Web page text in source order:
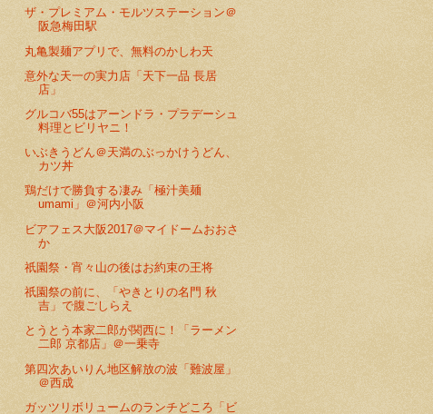
ザ・プレミアム・モルツステーション＠
阪急梅田駅
丸亀製麺アプリで、無料のかしわ天
意外な天一の実力店「天下一品 長居
店」
グルコバ55はアーンドラ・プラデーシュ
料理とビリヤニ！
いぶきうどん＠天満のぶっかけうどん、
カツ丼
鶏だけで勝負する凄み「極汁美麺
umami」＠河内小阪
ビアフェス大阪2017＠マイドームおおさ
か
祇園祭・宵々山の後はお約束の王将
祇園祭の前に、「やきとりの名門 秋
吉」で腹ごしらえ
とうとう本家二郎が関西に！「ラーメン
二郎 京都店」＠一乗寺
第四次あいりん地区解放の波「難波屋」
＠西成
ガッツリボリュームのランチどころ「ビ